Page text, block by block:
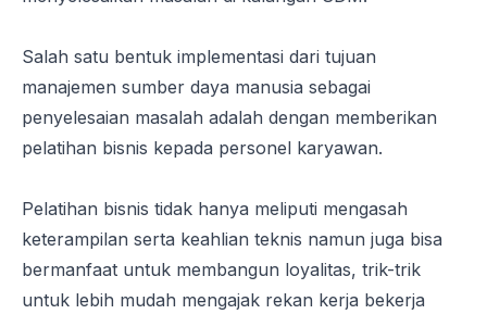
Salah satu bentuk implementasi dari tujuan
manajemen sumber daya manusia sebagai
penyelesaian masalah adalah dengan memberikan
pelatihan bisnis kepada personel karyawan.
Pelatihan bisnis tidak hanya meliputi mengasah
keterampilan serta keahlian teknis namun juga bisa
bermanfaat untuk membangun loyalitas, trik-trik
untuk lebih mudah mengajak rekan kerja bekerja